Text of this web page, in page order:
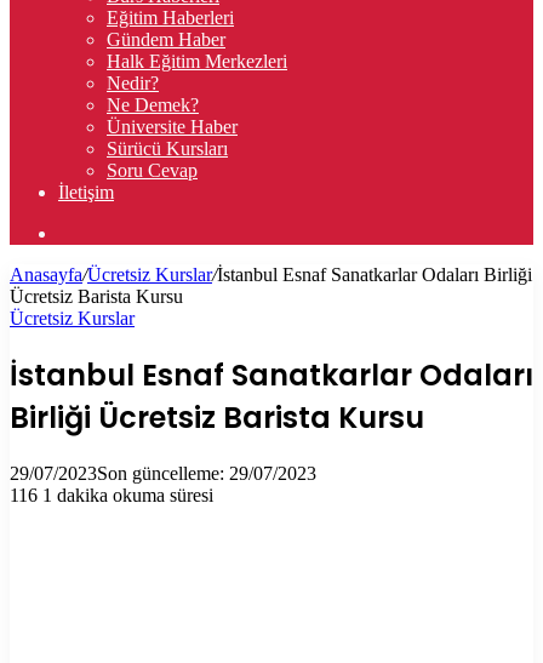
Eğitim Haberleri
Gündem Haber
Halk Eğitim Merkezleri
Nedir?
Ne Demek?
Üniversite Haber
Sürücü Kursları
Soru Cevap
İletişim
...
Anasayfa/Ücretsiz Kurslar/İstanbul Esnaf Sanatkarlar Odaları Birliği
Ücretsiz Barista Kursu
Ücretsiz Kurslar
İstanbul Esnaf Sanatkarlar Odaları
Birliği Ücretsiz Barista Kursu
29/07/2023Son güncelleme: 29/07/2023
116 1 dakika okuma süresi